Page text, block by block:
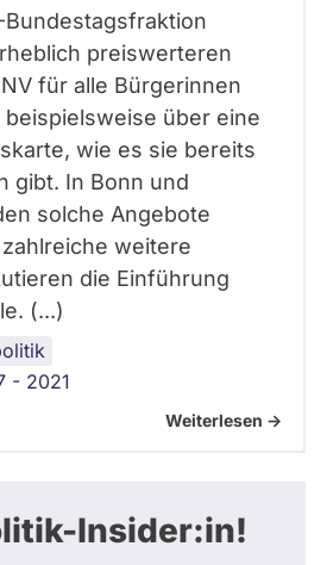
Bundestagsfraktion
preiswerteren
für alle Bürgerinnen
beispielsweise über eine
wie es sie bereits
gibt. In Bonn und
solche Angebote
weitere
die Einführung
(...)
- 2021
Weiterlesen ->
Insider:in!